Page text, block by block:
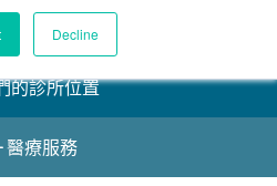
Decline
的醫護團隊
的診所位置
醫療服務